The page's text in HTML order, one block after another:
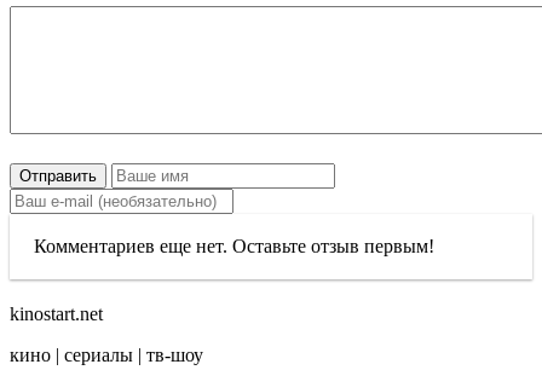
Отправить
Комментариев еще нет. Оставьте отзыв первым!
kinostart.net
кино | сериалы | тв-шоу